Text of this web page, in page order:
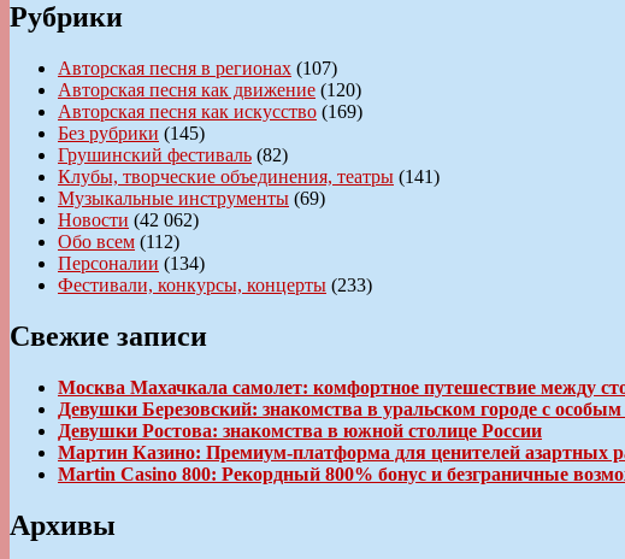
Рубрики
Авторская песня в регионах (107)
Авторская песня как движение (120)
Авторская песня как искусство (169)
Без рубрики (145)
Грушинский фестиваль (82)
Клубы, творческие объединения, театры (141)
Музыкальные инструменты (69)
Новости (42 062)
Обо всем (112)
Персоналии (134)
Фестивали, конкурсы, концерты (233)
Свежие записи
Москва Махачкала самолет: комфортное путешествие между
Девушки Березовский: знакомства в уральском городе с
Девушки Ростова: знакомства в южной столице России
Мартин Казино: Премиум-платформа для ценителей азартных
Martin Casino 800: Рекордный 800% бонус и безграничные
Архивы